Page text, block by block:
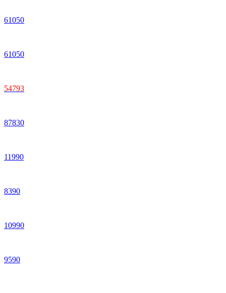
61050
61050
54793
87830
11990
8390
10990
9590